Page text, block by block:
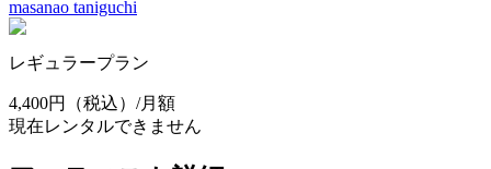
masanao taniguchi
レギュラープラン
4,400円
（税込）/月額
現在レンタルできません